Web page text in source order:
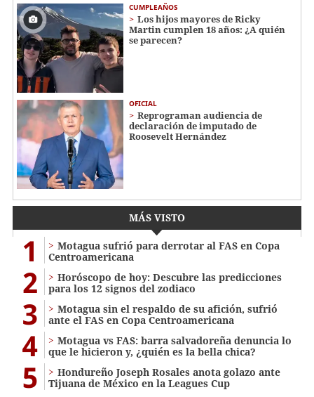
CUMPLEAÑOS
Los hijos mayores de Ricky
Martin cumplen 18 años: ¿A quién
se parecen?
OFICIAL
Reprograman audiencia de
declaración de imputado de
Roosevelt Hernández
MÁS VISTO
1
Motagua sufrió para derrotar al FAS en Copa
Centroamericana
2
Horóscopo de hoy: Descubre las predicciones
para los 12 signos del zodiaco
3
Motagua sin el respaldo de su afición, sufrió
ante el FAS en Copa Centroamericana
4
Motagua vs FAS: barra salvadoreña denuncia lo
que le hicieron y, ¿quién es la bella chica?
5
Hondureño Joseph Rosales anota golazo ante
Tijuana de México en la Leagues Cup